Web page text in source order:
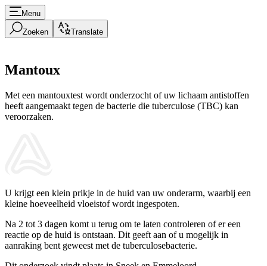
Menu
Zoeken Translate
Mantoux
Met een mantouxtest wordt onderzocht of uw lichaam antistoffen
heeft aangemaakt tegen de bacterie die tuberculose (TBC) kan
veroorzaken.
U krijgt een klein prikje in de huid van uw onderarm, waarbij een
kleine hoeveelheid vloeistof wordt ingespoten.
Na 2 tot 3 dagen komt u terug om te laten controleren of er een
reactie op de huid is ontstaan. Dit geeft aan of u mogelijk in
aanraking bent geweest met de tuberculosebacterie.